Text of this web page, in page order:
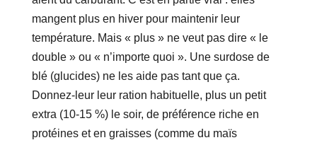
mangent plus en hiver pour maintenir leur
température. Mais « plus » ne veut pas dire « le
double » ou « n’importe quoi ». Une surdose de
blé (glucides) ne les aide pas tant que ça.
Donnez-leur leur ration habituelle, plus un petit
extra (10-15 %) le soir, de préférence riche en
protéines et en graisses (comme du maïs